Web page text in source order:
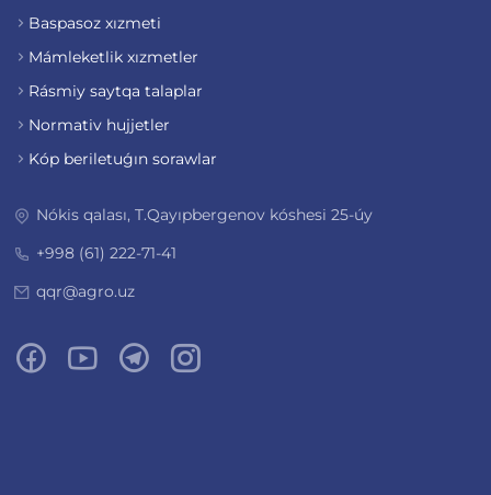
Baspasoz xızmeti
Mámleketlik xızmetler
Rásmiy saytqa talaplar
Normativ hujjetler
Kóp beriletuǵın sorawlar
Nókis qalası, T.Qayıpbergenov kóshesi 25-úy
+998 (61) 222-71-41
qqr@agro.uz